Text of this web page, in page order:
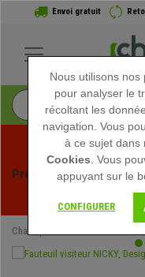
Envoi gratuit
Profitez des soldes
exclusives pour
Chaisepro
Nous utilisons
pour analyser le
récoltant les
navigation. Vous
à ce sujet dans
Cookies . Vous
appuyant sur le
CONFIGURER